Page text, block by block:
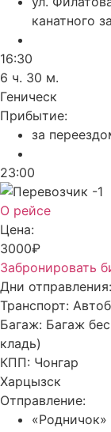
канатного
16:30
6 ч. 30 м.
Геническ
Прибытие:
за
23:00
О рейсе
Цена:
3000₽
Забронировать
Дни отправления:
Транспорт:
Багаж: Багаж
кладь)
КПП: Чонгар
Харцызск
Отправление:
«Родничок»